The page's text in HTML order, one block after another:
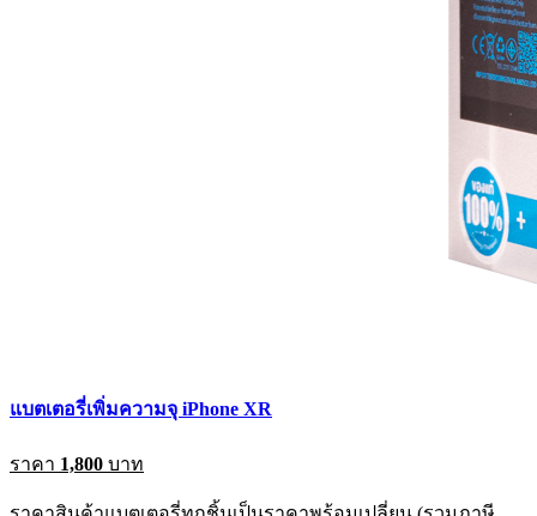
แบตเตอรี่เพิ่มความจุ iPhone XR
ราคา 1,800 บาท